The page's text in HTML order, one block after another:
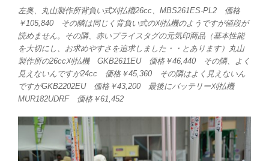
左奥、丸山製作所背負い式刈払機26cc、MBS261ES-PL2 価格
￥105,840 その隣は同じく背負い式の刈払機のようですが値段が
読めません。その隣、赤いプライスタグの元気印商品（基本性能
を大切にし、お求めやすさを追求しました・・とあります）丸山
製作所の26cc刈払機 GKB2611EU 価格￥46,440 その隣、よく
見えないんですが24cc 価格￥45,360 その隣はよく見えないん
ですがGKB2202EU 価格￥43,200 最後にバッテリー刈払機
MUR182UDRF 価格￥61,452